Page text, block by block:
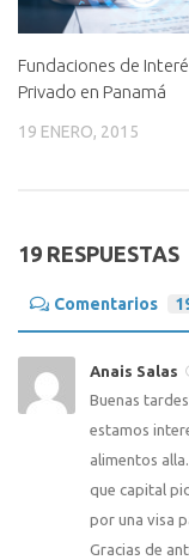
Fundaciones de
Privado en Panamá
19 ENERO, 2015
19 RESPUESTAS
Comentarios
Anais Salas
Buenas
estamos
alimentos
que capital
por una visa
Gracias de